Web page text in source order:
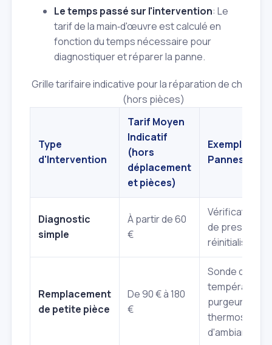
Le temps passé sur l'intervention: Le
tarif de la main‑d'œuvre est calculé en
fonction du temps nécessaire pour
diagnostiquer et réparer la panne.
Grille tarifaire indicative pour la réparation de
(hors pièces)
Type
d'Intervention
Tarif Moyen
Indicatif
(hors
déplacement
et pièces)
Exemples de
Pannes
Diagnostic
simple
À partir de 60
€
Vérification
de pression,
réinitialisation
Remplacement
de petite pièce
De 90 € à 180
€
Sonde de
température,
purgeur,
thermostat
d'ambiance